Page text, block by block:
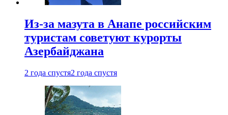
Из-за мазута в Анапе российским
туристам советуют курорты
Азербайджана
2 года спустя2 года спустя